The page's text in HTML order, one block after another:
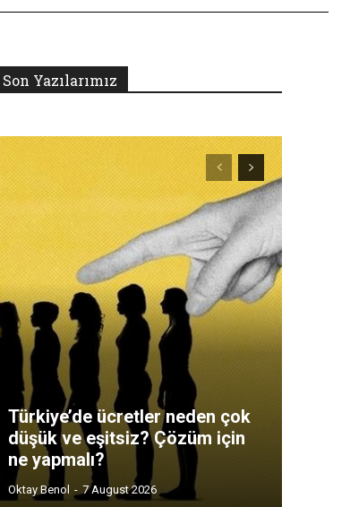
Son Yazılarımız
Türkiye’de ücretler neden çok
düşük ve eşitsiz? Çözüm için
ne yapmalı?
Oktay Benol - 7 August 2026